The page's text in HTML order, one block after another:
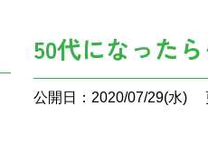
50代になった
公開日：2020/07/29(水)